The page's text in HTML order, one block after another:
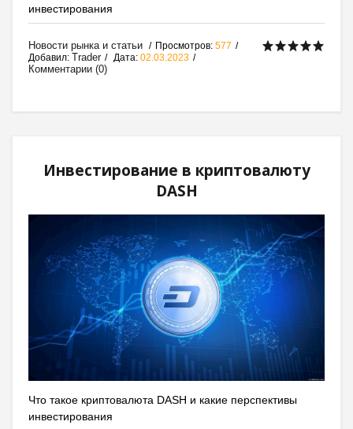
инвестирования
Новости рынка и статьи Просмотров: 577
Добавил: Trader Дата: 02.03.2023
Комментарии (0)
Инвестирование в криптовалюту
DASH
Что такое криптовалюта DASH и какие перспективы
инвестирования